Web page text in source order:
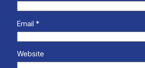
Email *
Website